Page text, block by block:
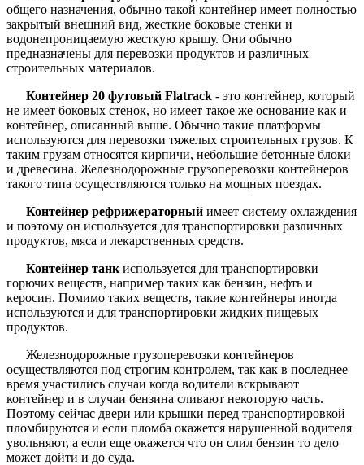
общего назначения, обычно такой контейнер имеет полностью
закрытый внешний вид, жесткие боковые стенки и
водонепроницаемую жесткую крышу. Они обычно
предназначены для перевозки продуктов и различных
строительных материалов.
Контейнер 20 футовый Flatrack - это контейнер, который
не имеет боковых стенок, но имеет такое же основание как и
контейнер, описанный выше. Обычно такие платформы
используются для перевозки тяжелых строительных грузов. К
таким грузам относятся кирпичи, небольшие бетонные блоки
и древесина. Железнодорожные грузоперевозки контейнеров
такого типа осуществляются только на мощных поездах.
Контейнер рефрижераторный имеет систему охлаждения
и поэтому он используется для транспортировки различных
продуктов, мяса и лекарственных средств.
Контейнер танк используется для транспортировки
горючих веществ, например таких как бензин, нефть и
керосин. Помимо таких веществ, такие контейнеры иногда
используются и для транспортировки жидких пищевых
продуктов.
Железнодорожные грузоперевозки контейнеров
осуществляются под строгим контролем, так как в последнее
время участились случаи когда водители вскрывают
контейнер и в случаи бензина сливают некоторую часть.
Поэтому сейчас двери или крышки перед транспортировкой
пломбируются и если пломба окажется нарушенной водителя
увольняют, а если еще окажется что он слил бензин то дело
может дойти и до суда.